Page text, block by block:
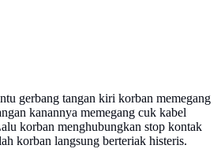
gerbang tangan kiri korban memegang
kanannya memegang cuk kabel
korban menghubungkan stop kontak
korban langsung berteriak histeris.